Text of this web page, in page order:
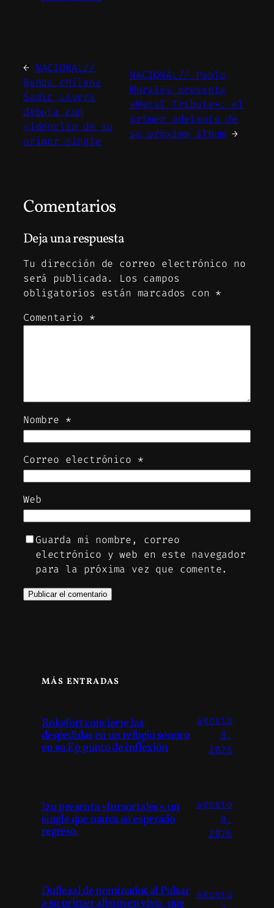
← NACIONAL//
Banda chilena
Sadic Lovers
debuta con
videoclip de su
primer single
NACIONAL// Pablo
Morales presenta
«Metal Tribute», el
primer adelanto de
su próximo álbum →
Comentarios
Deja una respuesta
Tu dirección de correo electrónico no
será publicada.
Los campos
obligatorios están marcados con *
Comentario *
Nombre *
Correo electrónico *
Web
Guarda mi nombre, correo
electrónico y web en este navegador
para la próxima vez que comente.
MÁS ENTRADAS
Rokefort convierte las
despedidas en un refugio sonoro
en su Ep punto de inflexión
agosto
8,
2026
Izu presenta «Inmortales», un
single que marca su esperado
regreso.
agosto
8,
2026
Dollezal de nominados al Pulsar
a su primer album en vivo , que
agosto